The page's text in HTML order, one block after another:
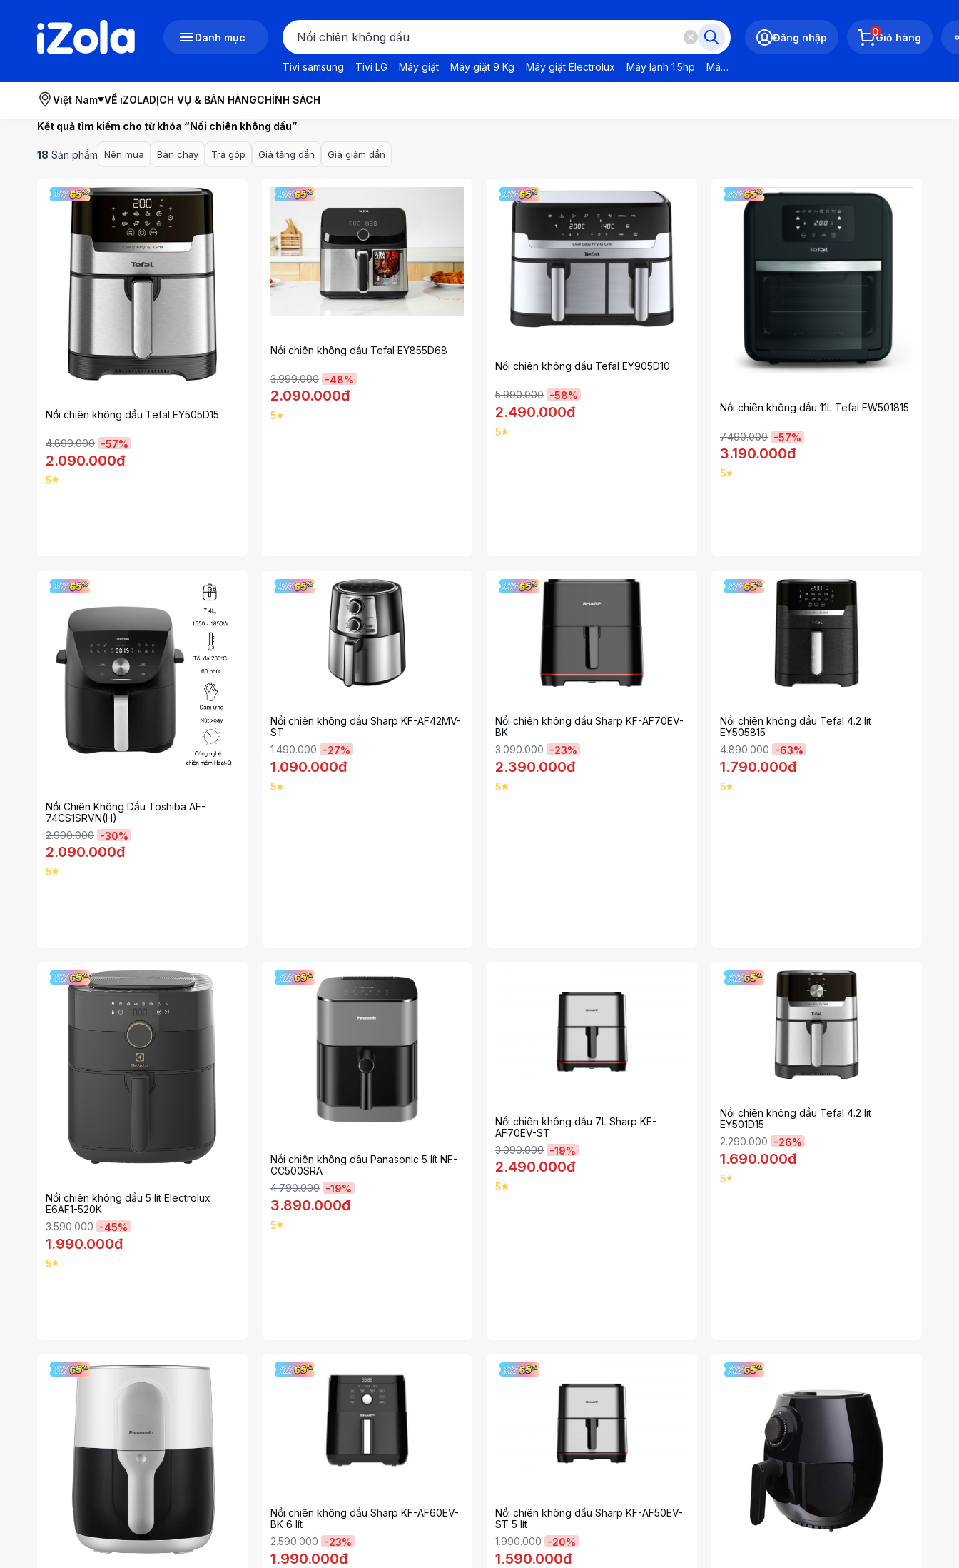
Danh mục
Tivi samsung Tivi LG Máy giặt Máy giặt 9 Kg Máy giặt Electrolux Máy lạnh 1.5hp Máy lạnh LG
Đăng nhập 0Giỏ hàng
Việt Nam VỀ iZOLADỊCH VỤ & BÁN HÀNGCHÍNH SÁCH
Kết quả tìm kiếm cho từ khóa “Nồi chiên không dầu”
18 Sản phẩm Nên mua Bán chạy Trả góp Giá tăng dần Giá giảm dần
Nồi chiên không dầu Tefal EY505D15
4.899.000 -57%
2.090.000đ
5
Nồi chiên không dầu Tefal EY855D68
3.999.000 -48%
2.090.000đ
5
Nồi chiên không dầu Tefal EY905D10
5.990.000 -58%
2.490.000đ
5
Nồi chiên không dầu 11L Tefal FW501815
7.490.000 -57%
3.190.000đ
5
Nồi Chiên Không Dầu Toshiba AF-
74CS1SRVN(H)
2.990.000 -30%
2.090.000đ
5
Nồi chiên không dầu Sharp KF-AF42MV-
ST
1.490.000 -27%
1.090.000đ
5
Nồi chiên không dầu Sharp KF-AF70EV-
BK
3.090.000 -23%
2.390.000đ
5
Nồi chiên không dầu Tefal 4.2 lít
EY505815
4.890.000 -63%
1.790.000đ
5
Nồi chiên không dầu 5 lít Electrolux
E6AF1-520K
3.590.000 -45%
1.990.000đ
5
Nồi chiên không dâu Panasonic 5 lít NF-
CC500SRA
4.790.000 -19%
3.890.000đ
5
Nồi chiên không dầu 7L Sharp KF-
AF70EV-ST
3.090.000 -19%
2.490.000đ
5
Nồi chiên không dầu Tefal 4.2 lít
EY501D15
2.290.000 -26%
1.690.000đ
5
Nồi chiên không dầu Sharp KF-AF60EV-
BK 6 lít
2.590.000 -23%
1.990.000đ
Nồi chiên không dầu Sharp KF-AF50EV-
ST 5 lít
1.990.000 -20%
1.590.000đ